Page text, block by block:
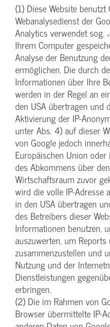
(1) Diese Website
Webanalysedienst der
Analytics verwendet sog.
Ihrem Computer
Analyse der Benutzung
ermöglichen. Die durch
Informationen über Ihre
werden in der Regel an
den USA übertragen und
Aktivierung der IP-
unter Abs. 4) auf dieser
von Google jedoch
Europäischen Union
des Abkommens über
Wirtschaftsraum zuvor
wird die volle IP-Adresse
in den USA übertragen
des Betreibers dieser
Informationen benutzen,
auszuwerten, um
zusammenzustellen und
Nutzung und der
Dienstleistungen
erbringen.
(2) Die im Rahmen von
Browser übermittelte IP-